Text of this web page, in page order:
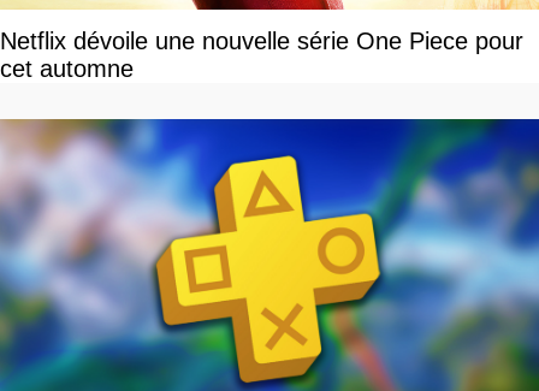
Netflix dévoile une nouvelle série One Piece pour
cet automne